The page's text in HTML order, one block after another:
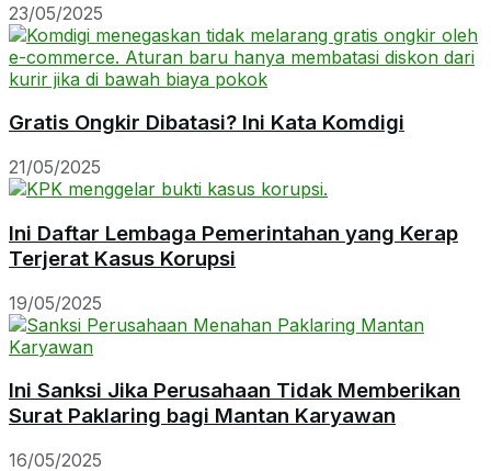
23/05/2025
Gratis Ongkir Dibatasi? Ini Kata Komdigi
21/05/2025
Ini Daftar Lembaga Pemerintahan yang Kerap
Terjerat Kasus Korupsi
19/05/2025
Ini Sanksi Jika Perusahaan Tidak Memberikan
Surat Paklaring bagi Mantan Karyawan
16/05/2025